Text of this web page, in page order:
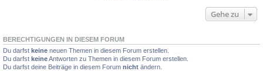
Gehe zu
BERECHTIGUNGEN IN DIESEM FORUM
Du darfst keine neuen Themen in diesem Forum erstellen.
Du darfst keineAntworten zu Themen in diesem Forum erstellen.
Du darfst deine Beiträge in diesem Forum nicht ändern.